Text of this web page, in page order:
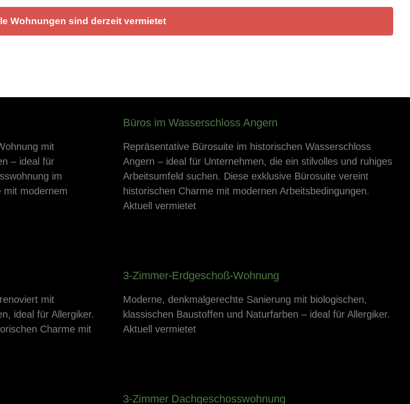
Wohnungen sind derzeit vermietet
mit
– ideal für
im
mit modernem
Büros im Wasserschloss Angern
Repräsentative Bürosuite im historischen Wasserschloss
Angern – ideal für Unternehmen, die ein stilvolles und ruhiges
Arbeitsumfeld suchen. Diese exklusive Bürosuite vereint
historischen Charme mit modernen Arbeitsbedingungen.
Aktuell vermietet
mit
ideal für Allergiker.
Charme mit
3-Zimmer-Erdgeschoß-Wohnung
Moderne, denkmalgerechte Sanierung mit biologischen,
klassischen Baustoffen und Naturfarben – ideal für Allergiker.
Aktuell vermietet
3-Zimmer Dachgeschosswohnung